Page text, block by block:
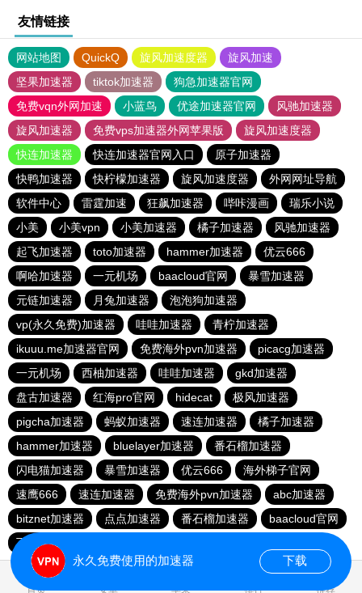
友情链接
网站地图 QuickQ 旋风加速度器
旋风加速
坚果加速器
tiktok加速器
狗急加速器官网
免费vqn外网加速
小蓝鸟 优途加速器官网
风驰加速器
旋风加速器
免费vps加速器外网苹果版
旋风加速度器
快连加速器
快连加速器官网入口
原子加速器
快鸭加速器
快柠檬加速器 旋风加速度器
外网网址导航
软件中心
雷霆加速 狂飙加速器 哔咔漫画
瑞乐小说
小美
小美vpn 小美加速器 橘子加速器
风驰加速器
起飞加速器
toto加速器 hammer加速器
优云666
啊哈加速器
一元机场 baacloud官网
暴雪加速器
元链加速器
月兔加速器
泡泡狗加速器
vp(永久免费)加速器
哇哇加速器
青柠加速器
ikuuu.me加速器官网
免费海外pvn加速器
picacg加速器
一元机场
西柚加速器 哇哇加速器
gkd加速器
盘古加速器
红海pro官网 hidecat
极风加速器
pigcha加速器
蚂蚁加速器 速连加速器
橘子加速器
hammer加速器
bluelayer加速器
番石榴加速器
闪电猫加速器
暴雪加速器 优云666
海外梯子官网
速鹰666
速连加速器 免费海外pvn加速器
abc加速器
bitznet加速器
点点加速器 番石榴加速器
baacloud官网
飞兔加速器
首页 安卓 苹果 排行 推荐
永久免费使用的加速器 下载
0.021714s